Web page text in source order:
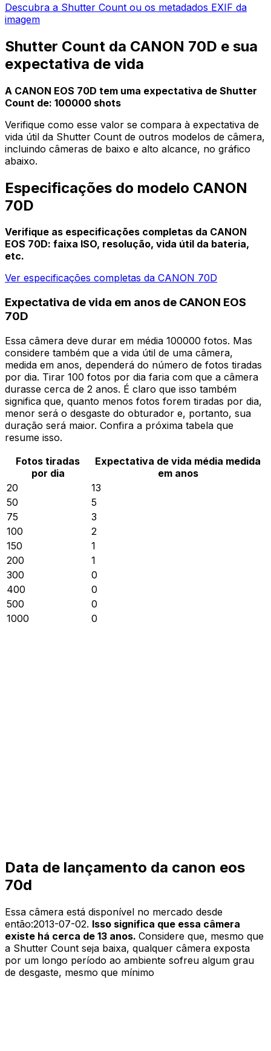
Descubra a Shutter Count ou os metadados EXIF da
imagem
Shutter Count da CANON 70D e sua
expectativa de vida
A CANON EOS 70D tem uma expectativa de Shutter
Count de: 100000 shots
Verifique como esse valor se compara à expectativa de
vida útil da Shutter Count de outros modelos de câmera,
incluindo câmeras de baixo e alto alcance, no gráfico
abaixo.
Especificações do modelo CANON
70D
Verifique as especificações completas da CANON
EOS 70D: faixa ISO, resolução, vida útil da bateria,
etc.
Ver especificações completas da CANON 70D
Expectativa de vida em anos de CANON EOS
70D
Essa câmera deve durar em média 100000 fotos. Mas
considere também que a vida útil de uma câmera,
medida em anos, dependerá do número de fotos tiradas
por dia. Tirar 100 fotos por dia faria com que a câmera
durasse cerca de 2 anos. É claro que isso também
significa que, quanto menos fotos forem tiradas por dia,
menor será o desgaste do obturador e, portanto, sua
duração será maior. Confira a próxima tabela que
resume isso.
Fotos tiradas
por dia
Expectativa de vida média medida
em anos
20
13
50
5
75
3
100
2
150
1
200
1
300
0
400
0
500
0
1000
0
Data de lançamento da canon eos
70d
Essa câmera está disponível no mercado desde
então:2013-07-02. Isso significa que essa câmera
existe há cerca de 13 anos. Considere que, mesmo que
a Shutter Count seja baixa, qualquer câmera exposta
por um longo período ao ambiente sofreu algum grau
de desgaste, mesmo que mínimo